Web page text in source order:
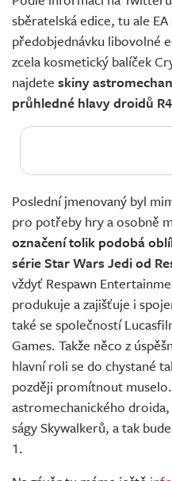
sběratelská edice, tu ale
předobjednávku libovolné
zcela kosmetický balíček
najdete skiny
průhledné hlavy droidů
Poslední jmenovaný byl
pro potřeby hry a osobně
označení tolik podobá
série Star Wars Jedi od
vždyť Respawn
produkuje a zajišťuje i
také se společností
Games. Takže něco z
hlavní roli se do chystané
později promítnout
astromechanického
ságy Skywalkerů, a tak
1.